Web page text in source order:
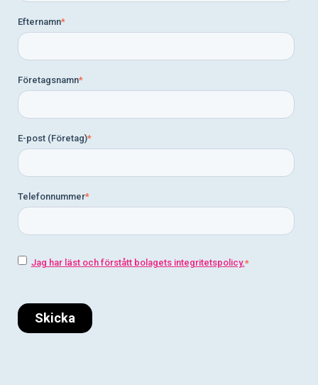
Efternamn*
Företagsnamn*
E-post (Företag)*
Telefonnummer*
Jag har läst och förstått bolagets integritetspolicy.*